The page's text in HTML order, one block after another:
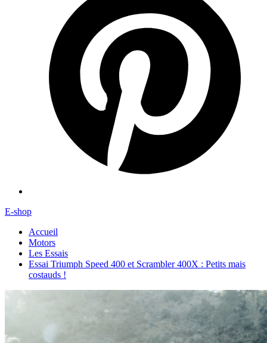
E-shop
Accueil
Motors
Les Essais
Essai Triumph Speed 400 et Scrambler 400X : Petits mais
costauds !